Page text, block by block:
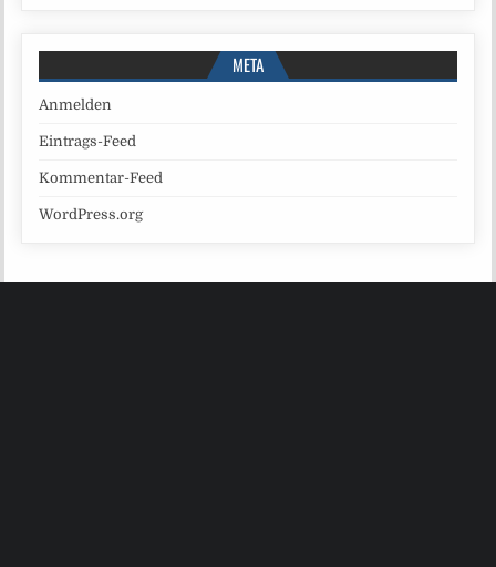
META
Anmelden
Eintrags-Feed
Kommentar-Feed
WordPress.org